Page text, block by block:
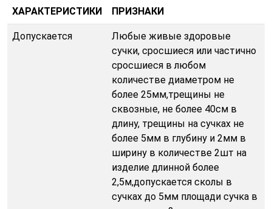
ХАРАКТЕРИСТИКИ ПРИЗНАКИ
Допускается
Любые живые здоровые
сучки, сросшиеся или частично
сросшиеся в любом
количестве диаметром не
более 25мм,трещины не
сквозные, не более 40см в
длину, трещины на сучках не
более 5мм в глубину и 2мм в
ширину в количестве 2шт на
изделие длинной более
2,5м,допускается сколы в
сучках до 5мм площади сучка в